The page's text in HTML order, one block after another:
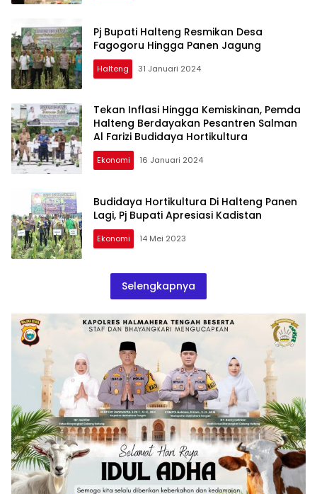
Pj Bupati Halteng Resmikan Desa
Fagogoru Hingga Panen Jagung
Halteng 31 Januari 2024
Tekan Inflasi Hingga Kemiskinan, Pemda
Halteng Berdayakan Pesantren Salman
Al Farizi Budidaya Hortikultura
Ekonomi 16 Januari 2024
Budidaya Hortikultura Di Halteng Panen
Lagi, Pj Bupati Apresiasi Kadistan
Ekonomi 14 Mei 2023
Selengkapnya